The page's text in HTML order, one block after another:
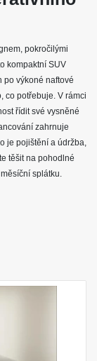
pokročilými
kompaktní SUV
po výkoné naftové
co potřebuje. V rámci
řídit své vysněné
zahrnuje
je pojištění a údržba,
těšit na pohodlné
splátku.